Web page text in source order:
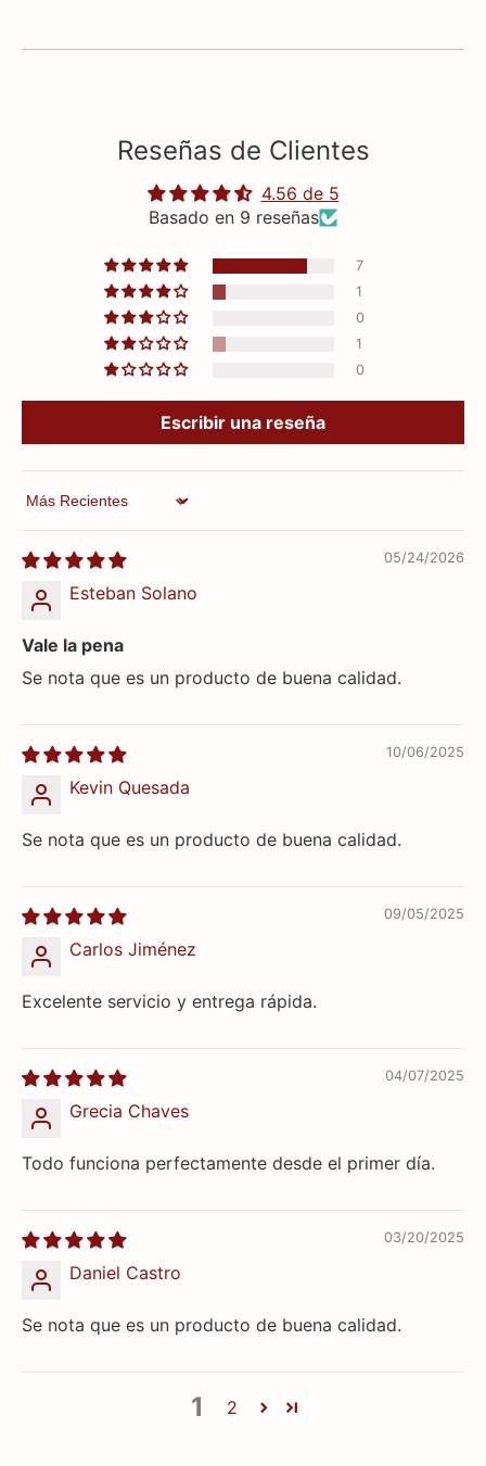
Reseñas de Clientes
4.56 de 5
Basado en 9 reseñas
7
1
0
1
0
Escribir una reseña
Sort by
05/24/2026
Esteban Solano
Vale la pena
Se nota que es un producto de buena calidad.
10/06/2025
Kevin Quesada
Se nota que es un producto de buena calidad.
09/05/2025
Carlos Jiménez
Excelente servicio y entrega rápida.
04/07/2025
Grecia Chaves
Todo funciona perfectamente desde el primer día.
03/20/2025
Daniel Castro
Se nota que es un producto de buena calidad.
1 2